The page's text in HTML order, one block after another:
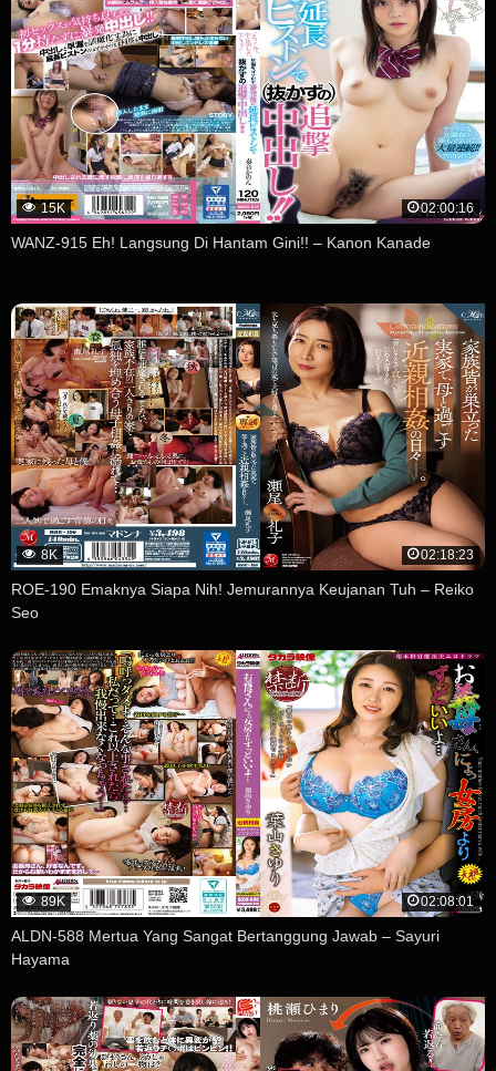
15K 02:00:16
WANZ-915 Eh! Langsung Di Hantam Gini!! – Kanon Kanade
8K 02:18:23
ROE-190 Emaknya Siapa Nih! Jemurannya Keujanan Tuh – Reiko
Seo
89K 02:08:01
ALDN-588 Mertua Yang Sangat Bertanggung Jawab – Sayuri
Hayama